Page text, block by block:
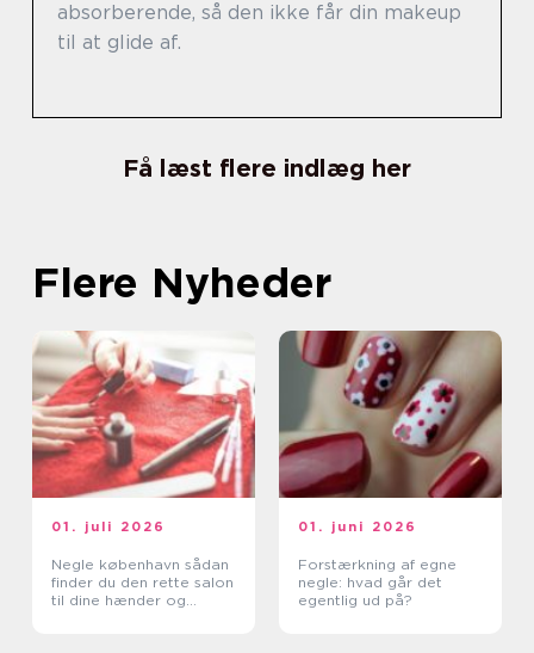
absorberende, så den ikke får din makeup
til at glide af.
Få læst flere indlæg her
Flere Nyheder
01. juli 2026
Negle københavn sådan
finder du den rette salon
til dine hænder og
01. juni 2026
Forstærkning af egne
negle: hvad går det
egentlig ud på?